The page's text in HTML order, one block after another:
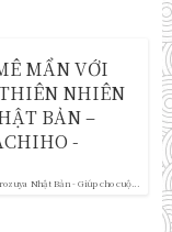
Nhật Bản - Giúp cho cuộ...
MẨN VỚI
NHIÊN
BẢN –
-